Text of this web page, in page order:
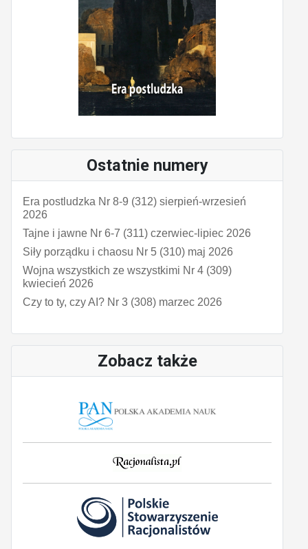
Ostatnie numery
Era postludzka Nr 8-9 (312) sierpień-wrzesień
2026
Tajne i jawne Nr 6-7 (311) czerwiec-lipiec 2026
Siły porządku i chaosu Nr 5 (310) maj 2026
Wojna wszystkich ze wszystkimi Nr 4 (309)
kwiecień 2026
Czy to ty, czy AI? Nr 3 (308) marzec 2026
Zobacz także